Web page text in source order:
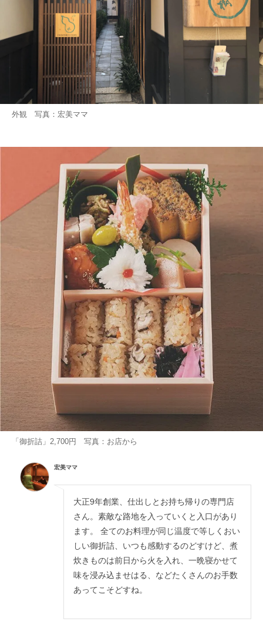
外観 写真：宏美ママ
「御折詰」2,700円 写真：お店から
宏美ママ
大正9年創業、仕出しとお持ち帰りの専門店
さん。素敵な路地を入っていくと入口があり
ます。 全てのお料理が同じ温度で等しくおい
しい御折詰、いつも感動するのどすけど、煮
炊きものは前日から火を入れ、一晩寝かせて
味を浸み込ませはる、などたくさんのお手数
あってこそどすね。